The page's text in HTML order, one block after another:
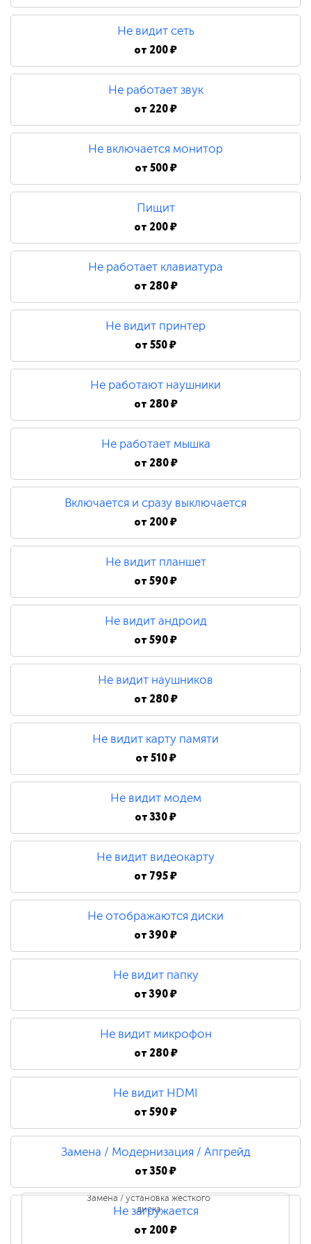
480 ₽
Замена процессора
790 ₽
Не видит сеть
от 200 ₽
Не работает звук
от 220 ₽
Не включается монитор
от500 ₽
Пищит
от 200 ₽
Не работает клавиатура
от 280 ₽
Не видит принтер
от550 ₽
Не работают наушники
от 280 ₽
Не работает мышка
от 280 ₽
Включается и сразу выключается
от 200 ₽
Не видит планшет
от590 ₽
Не видит андроид
от590 ₽
Не видит наушников
от 280 ₽
Не видит карту памяти
от510 ₽
Не видит модем
от330 ₽
Не видит видеокарту
от 795 ₽
Не отображаются диски
от390 ₽
Не видит папку
от390 ₽
Не видит микрофон
от 280 ₽
Не видит HDMI
от590 ₽
Замена / Модернизация / Апгрейд
от350 ₽
Замена / установка жесткого
диска
Не загружается
от 200 ₽